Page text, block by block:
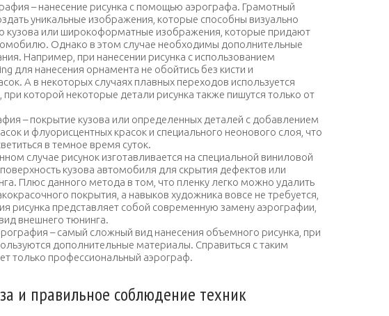
– нанесение рисунка с помощью аэрографа. Грамотный
уникальные изображения, которые способны визуально
кузова или широкоформатные изображения, которые придают
Однако в этом случае необходимы дополнительные
Например, при нанесении рисунка с использованием
для нанесения орнамента не обойтись без кисти и
А в некоторых случаях плавных переходов используется
при которой некоторые детали рисунка также пишутся только от
– покрытие кузова или определенных деталей с добавлением
и флуорисцентных красок и специального неонового слоя, что
в темное время суток.
случае рисунок изготавливается на специальной виниловой
кузова автомобиля для скрытия дефектов или
Плюс данного метода в том, что пленку легко можно удалить
покрытия, а навыков художника вовсе не требуется,
рисунка представляет собой современную замену аэрографии,
внешнего тюнинга.
– самый сложный вид нанесения объемного рисунка, при
дополнительные материалы. Справиться с таким
только профессиональный аэрограф.
и правильное соблюдение техник